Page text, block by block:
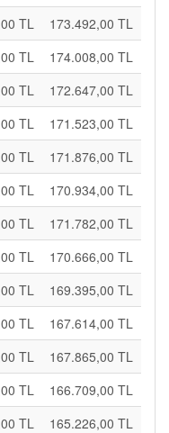
TL
173.492,00 TL
TL
174.008,00 TL
TL
172.647,00 TL
TL
171.523,00 TL
TL
171.876,00 TL
TL
170.934,00 TL
TL
171.782,00 TL
TL
170.666,00 TL
TL
169.395,00 TL
TL
167.614,00 TL
TL
167.865,00 TL
TL
166.709,00 TL
TL
165.226,00 TL